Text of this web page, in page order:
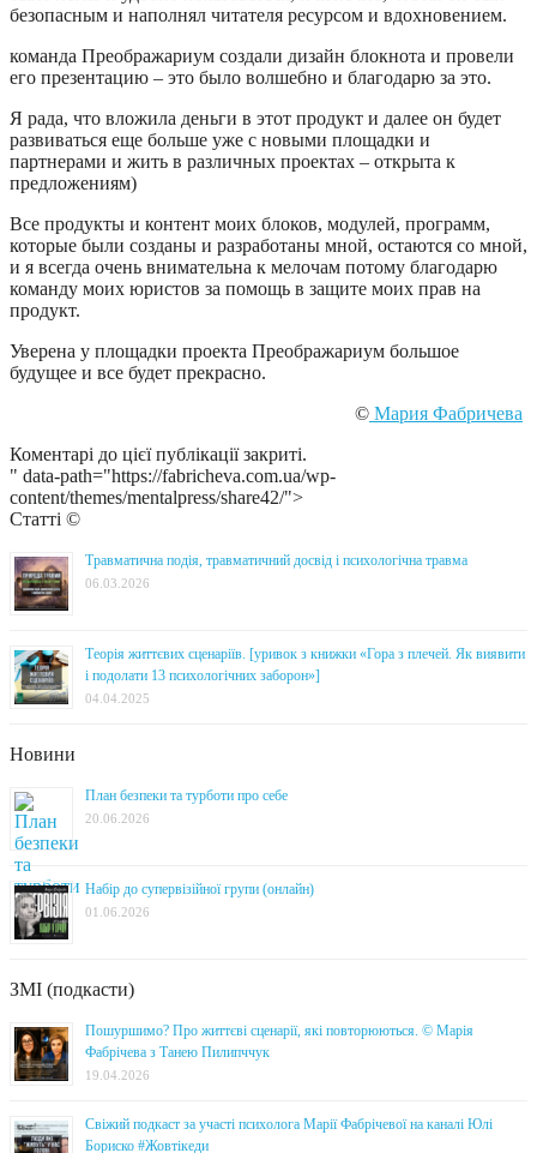
безопасным и наполнял читателя ресурсом и вдохновением.
команда Преображариум создали дизайн блокнота и провели
его презентацию – это было волшебно и благодарю за это.
Я рада, что вложила деньги в этот продукт и далее он будет
развиваться еще больше уже с новыми площадки и
партнерами и жить в различных проектах – открыта к
предложениям)
Все продукты и контент моих блоков, модулей, программ,
которые были созданы и разработаны мной, остаются со мной,
и я всегда очень внимательна к мелочам потому благодарю
команду моих юристов за помощь в защите моих прав на
продукт.
Уверена у площадки проекта Преображариум большое
будущее и все будет прекрасно.
© Мария Фабричева
Коментарі до цієї публікації закриті.
" data-path="https://fabricheva.com.ua/wp-
content/themes/mentalpress/share42/">
Статті ©
Травматична подія, травматичний досвід і психологічна травма
06.03.2026
Теорія життєвих сценаріїв. [уривок з книжки «Гора з плечей. Як виявити
і подолати 13 психологічних заборон»]
04.04.2025
Новини
План безпеки та турботи про себе
20.06.2026
Набір до супервізійної групи (онлайн)
01.06.2026
ЗМІ (подкасти)
Пошуршимо? Про життєві сценарії, які повторюються. © Марія
Фабрічева з Танею Пилипччук
19.04.2026
Свіжий подкаст за участі психолога Марії Фабрічевої на каналі Юлі
Бориско #Жовтікеди